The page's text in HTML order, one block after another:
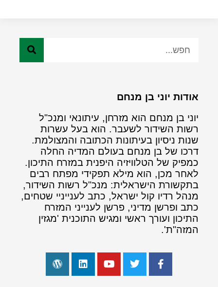
אודות יוני בן מנחם
יוני בן מנחם הוא מזרחן, עיתונאי ומנכ"ל
רשות השידור לשעבר. הוא בעל עשרות
שנות ניסיון בעיתונות הכתובה והמצולמת.
דרכו של בן מנחם בעולם המדיה החלה
כמפיק של הטלוויזיה היפנית במזרח התיכון.
לאחר מכן, הוא מילא תפקידי מפתח רבים
בתקשורת הישראלית: מנכ"ל רשות השידור,
מנהל רדיו קול ישראל, כתב לענייניי שטחים,
כתב ופרשן מדיני, פרשן לענייני המזרח
התיכון ועורך ראשי ומגיש התוכנית 'מגזין
המזה"ת'.